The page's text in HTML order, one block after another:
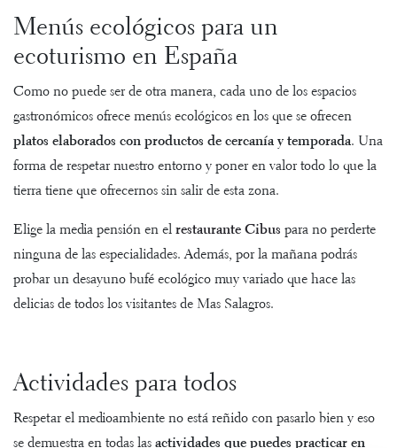
Menús ecológicos para un
ecoturismo en España
Como no puede ser de otra manera, cada uno de los espacios
gastronómicos ofrece menús ecológicos en los que se ofrecen
platos elaborados con productos de cercanía y temporada. Una
forma de respetar nuestro entorno y poner en valor todo lo que la
tierra tiene que ofrecernos sin salir de esta zona.
Elige la media pensión en el restaurante Cibus para no perderte
ninguna de las especialidades. Además, por la mañana podrás
probar un desayuno bufé ecológico muy variado que hace las
delicias de todos los visitantes de Mas Salagros.
Actividades para todos
Respetar el medioambiente no está reñido con pasarlo bien y eso
se demuestra en todas las actividades que puedes practicar en